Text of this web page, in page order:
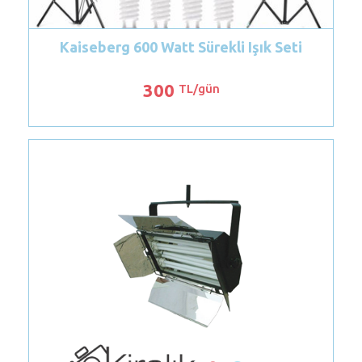
Işık Seti Amaran Ace 25c RGB Mini Led
500